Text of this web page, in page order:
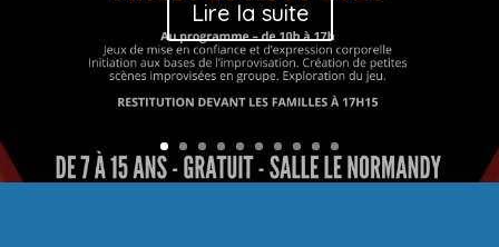
Lire la suite